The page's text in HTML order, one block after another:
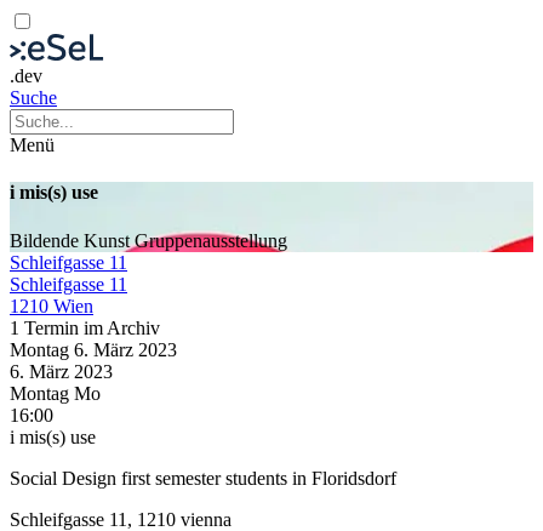
.dev
Suche
Menü
i mis(s) use
Bildende KunstGruppenausstellung
Schleifgasse 11
Schleifgasse 11
1210 Wien
1 Termin im Archiv
Montag 6. März 2023
6. März 2023
Montag Mo
16:00
i mis(s) use
Social Design first semester students in Floridsdorf
Schleifgasse 11, 1210 vienna